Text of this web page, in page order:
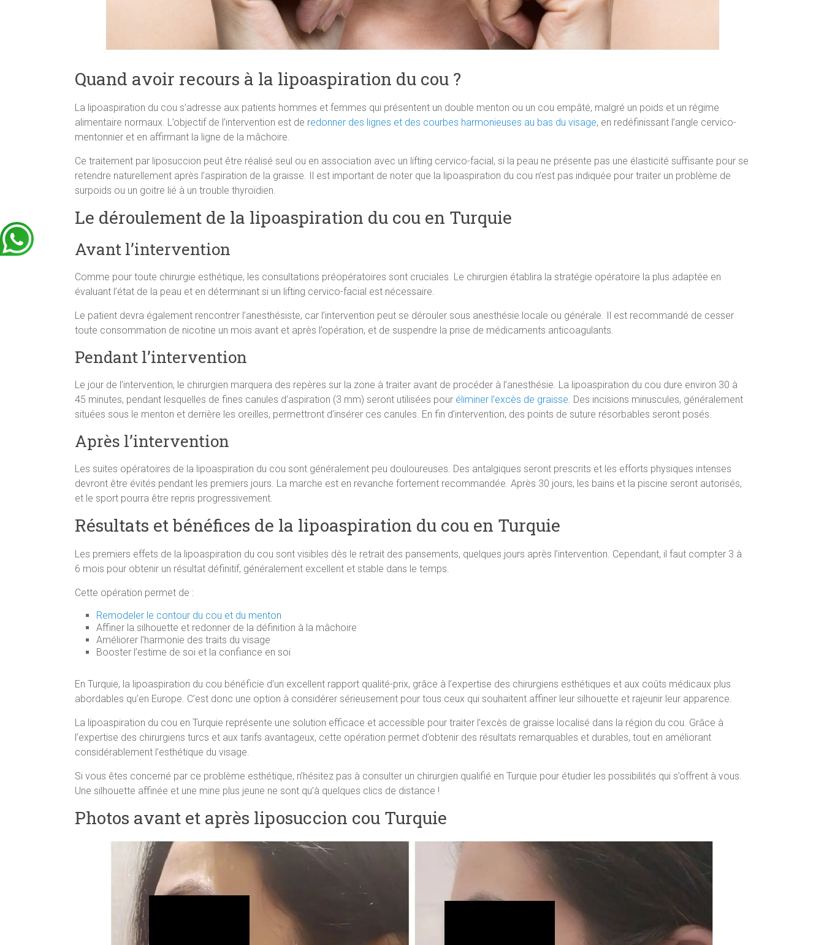
Quand avoir recours à la lipoaspiration du cou ?
La lipoaspiration du cou s’adresse aux patients hommes et femmes qui présentent un double menton ou un cou empâté, malgré un poids et un régime
alimentaire normaux. L’objectif de l’intervention est de redonner des lignes et des courbes harmonieuses au bas du visage, en redéfinissant l’angle cervico-
mentonnier et en affirmant la ligne de la mâchoire.
Ce traitement par liposuccion peut être réalisé seul ou en association avec un lifting cervico-facial, si la peau ne présente pas une élasticité suffisante pour se
retendre naturellement après l’aspiration de la graisse. Il est important de noter que la lipoaspiration du cou n’est pas indiquée pour traiter un problème de
surpoids ou un goitre lié à un trouble thyroïdien.
Le déroulement de la lipoaspiration du cou en Turquie
Avant l’intervention
Comme pour toute chirurgie esthétique, les consultations préopératoires sont cruciales. Le chirurgien établira la stratégie opératoire la plus adaptée en
évaluant l’état de la peau et en déterminant si un lifting cervico-facial est nécessaire.
Le patient devra également rencontrer l’anesthésiste, car l’intervention peut se dérouler sous anesthésie locale ou générale. Il est recommandé de cesser
toute consommation de nicotine un mois avant et après l’opération, et de suspendre la prise de médicaments anticoagulants.
Pendant l’intervention
Le jour de l’intervention, le chirurgien marquera des repères sur la zone à traiter avant de procéder à l’anesthésie. La lipoaspiration du cou dure environ 30 à
45 minutes, pendant lesquelles de fines canules d’aspiration (3 mm) seront utilisées pour éliminer l’excès de graisse. Des incisions minuscules, généralement
situées sous le menton et derrière les oreilles, permettront d’insérer ces canules. En fin d’intervention, des points de suture résorbables seront posés.
Après l’intervention
Les suites opératoires de la lipoaspiration du cou sont généralement peu douloureuses. Des antalgiques seront prescrits et les efforts physiques intenses
devront être évités pendant les premiers jours. La marche est en revanche fortement recommandée. Après 30 jours, les bains et la piscine seront autorisés,
et le sport pourra être repris progressivement.
Résultats et bénéfices de la lipoaspiration du cou en Turquie
Les premiers effets de la lipoaspiration du cou sont visibles dès le retrait des pansements, quelques jours après l’intervention. Cependant, il faut compter 3 à
6 mois pour obtenir un résultat définitif, généralement excellent et stable dans le temps.
Cette opération permet de :
Remodeler le contour du cou et du menton
Affiner la silhouette et redonner de la définition à la mâchoire
Améliorer l’harmonie des traits du visage
Booster l’estime de soi et la confiance en soi
En Turquie, la lipoaspiration du cou bénéficie d’un excellent rapport qualité-prix, grâce à l’expertise des chirurgiens esthétiques et aux coûts médicaux plus
abordables qu’en Europe. C’est donc une option à considérer sérieusement pour tous ceux qui souhaitent affiner leur silhouette et rajeunir leur apparence.
La lipoaspiration du cou en Turquie représente une solution efficace et accessible pour traiter l’excès de graisse localisé dans la région du cou. Grâce à
l’expertise des chirurgiens turcs et aux tarifs avantageux, cette opération permet d’obtenir des résultats remarquables et durables, tout en améliorant
considérablement l’esthétique du visage.
Si vous êtes concerné par ce problème esthétique, n’hésitez pas à consulter un chirurgien qualifié en Turquie pour étudier les possibilités qui s’offrent à vous.
Une silhouette affinée et une mine plus jeune ne sont qu’à quelques clics de distance !
Photos avant et après liposuccion cou Turquie